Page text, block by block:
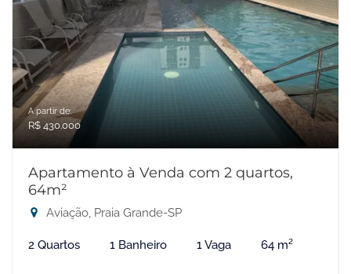
A partir de:
R$ 430.000
Apartamento à Venda com 2 quartos,
64m²
Aviação, Praia Grande-SP
2 Quartos 1 Banheiro 1 Vaga 64 m²